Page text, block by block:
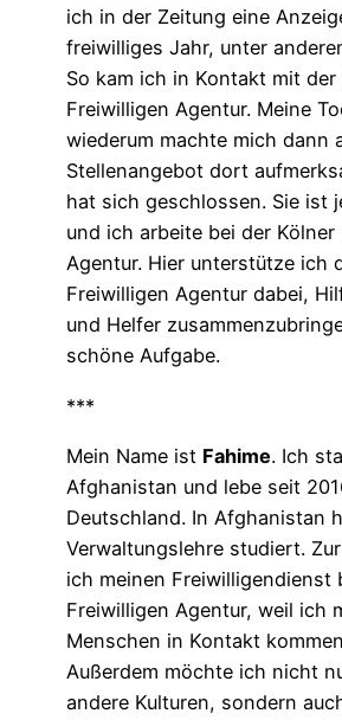
ich in der Zeitung eine
freiwilliges Jahr, unter
So kam ich in Kontakt mit der
Freiwilligen Agentur. Meine
wiederum machte mich dann
Stellenangebot dort
hat sich geschlossen. Sie ist
und ich arbeite bei der Kölner
Agentur. Hier unterstütze ich
Freiwilligen Agentur dabei,
und Helfer
schöne Aufgabe.
***
Mein Name ist Fahime. Ich
Afghanistan und lebe seit
Deutschland. In Afghanistan
Verwaltungslehre studiert.
ich meinen Freiwilligendienst
Freiwilligen Agentur, weil ich
Menschen in Kontakt
Außerdem möchte ich nicht
andere Kulturen, sondern